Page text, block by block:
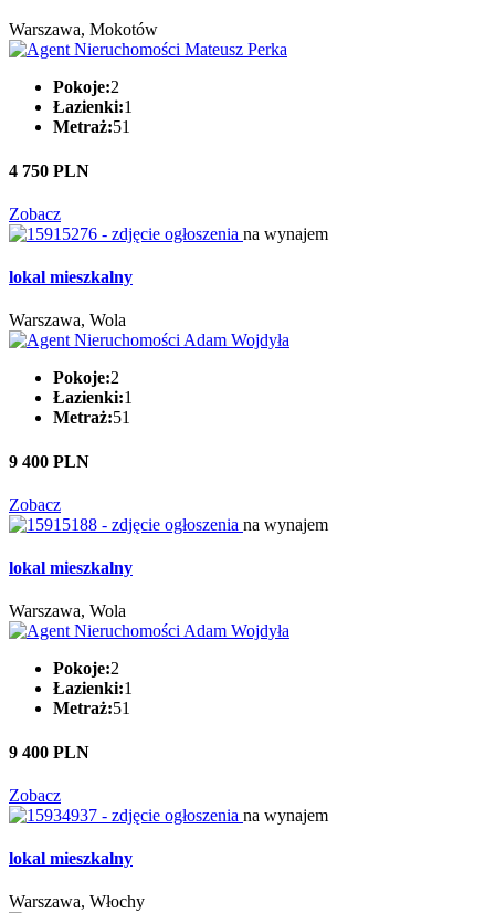
Warszawa, Mokotów
Pokoje:2
Łazienki:1
Metraż:51
4 750 PLN
Zobacz
na wynajem
lokal mieszkalny
Warszawa, Wola
Pokoje:2
Łazienki:1
Metraż:51
9 400 PLN
Zobacz
na wynajem
lokal mieszkalny
Warszawa, Wola
Pokoje:2
Łazienki:1
Metraż:51
9 400 PLN
Zobacz
na wynajem
lokal mieszkalny
Warszawa, Włochy